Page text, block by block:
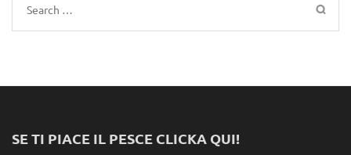
Search
for:
SE TI PIACE IL PESCE CLICKA QUI!